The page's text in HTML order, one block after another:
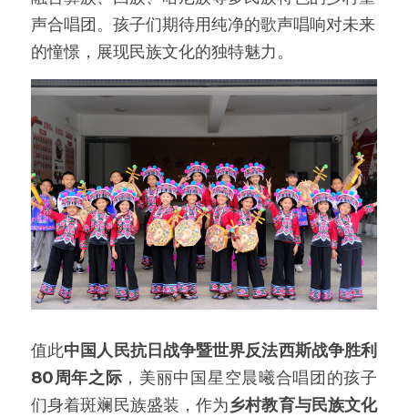
声合唱团。孩子们期待用纯净的歌声唱响对未来
的憧憬，展现民族文化的独特魅力。
值此中国人民抗日战争暨世界反法西斯战争胜利
80周年之际 ，美丽中国星空晨曦合唱团的孩子
们身着斑斓民族盛装，作为乡村教育与民族文化